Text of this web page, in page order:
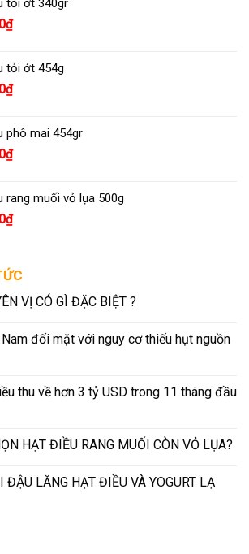
₫
tỏi ớt 454g
₫
phô mai 454gr
₫
rang muối vỏ lụa 500g
₫
VỊ CÓ GÌ ĐẶC BIỆT ?
đối mặt với nguy cơ thiếu hụt nguồn
thu về hơn 3 tỷ USD trong 11 tháng đầu
HẠT ĐIỀU RANG MUỐI CÒN VỎ LỤA?
ĐẬU LĂNG HẠT ĐIỀU VÀ YOGURT LẠ